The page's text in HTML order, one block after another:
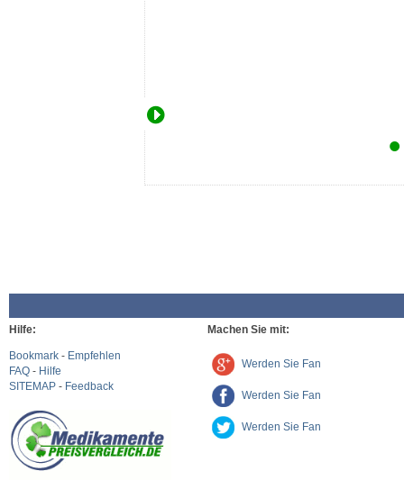
Hilfe:
Bookmark - Empfehlen
FAQ - Hilfe
SITEMAP - Feedback
Machen Sie mit:
Werden Sie Fan
Werden Sie Fan
Werden Sie Fan